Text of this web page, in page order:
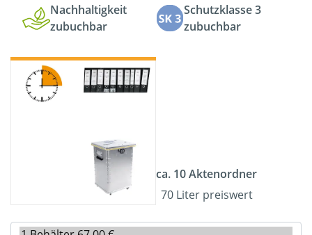
Nachhaltigkeit
zubuchbar
Schutzklasse 3
zubuchbar
ca. 10 Aktenordner
70 Liter preiswert